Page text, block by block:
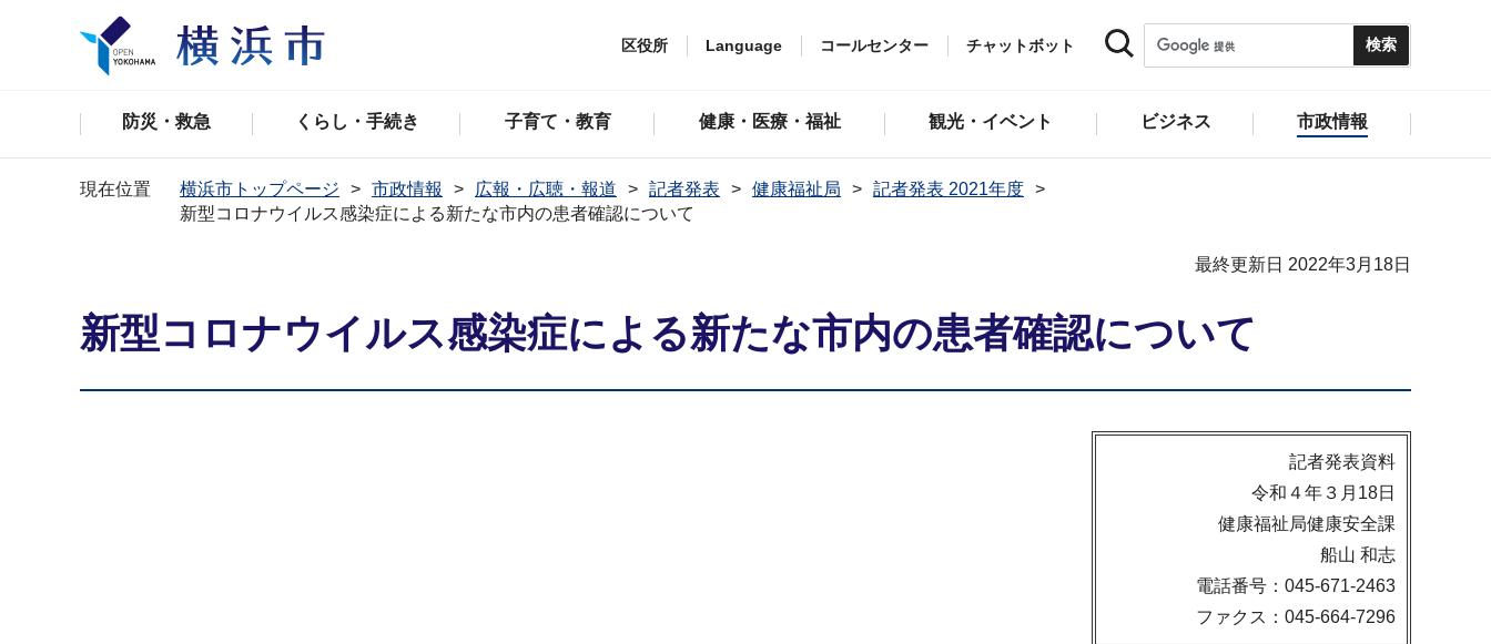
区役所 Language コールセンター チャットボット
防災・救急 くらし・手続き 子育て・教育 健康・医療・福祉 観光・イベント ビジネス 市政情報
現在位置 横浜市トップページ 市政情報 広報・広聴・報道 記者発表 健康福祉局
記者発表 2021年度
新型コロナウイルス感染症による新たな市内の患者確認について
最終更新日 2022年3月18日
新型コロナウイルス感染症による新たな市内の患者確認について
記者発表資料
令和４年３月18日
健康福祉局健康安全課
船山 和志
電話番号：045-671-2463
ファクス：045-664-7296